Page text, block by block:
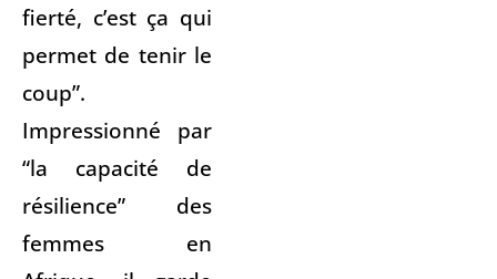
fierté, c’est ça qui
permet de tenir le
coup”.
Impressionné par
“la capacité de
résilience” des
femmes en